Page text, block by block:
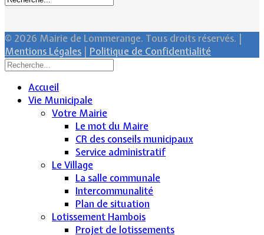
© 2026 Mairie de Lommerange. Tous droits réservés. |
Mentions Légales
Politique de Confidentialité
Accueil
Vie Municipale
Votre Mairie
Le mot du Maire
CR des conseils municipaux
Service administratif
Le Village
La salle communale
Intercommunalité
Plan de situation
Lotissement Hambois
Projet de lotissements